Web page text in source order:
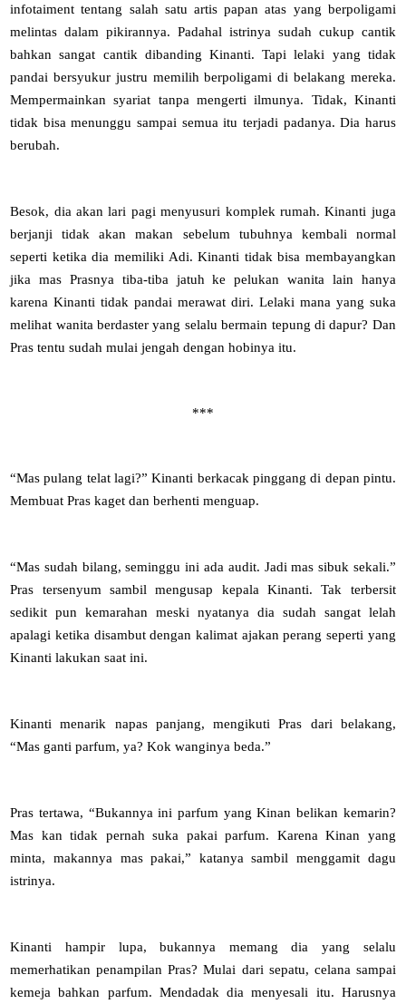
infotaiment tentang salah satu artis papan atas yang berpoligami
melintas dalam pikirannya. Padahal istrinya sudah cukup cantik
bahkan sangat cantik dibanding Kinanti. Tapi lelaki yang tidak
pandai bersyukur justru memilih berpoligami di belakang mereka.
Mempermainkan syariat tanpa mengerti ilmunya. Tidak, Kinanti
tidak bisa menunggu sampai semua itu terjadi padanya. Dia harus
berubah.
Besok, dia akan lari pagi menyusuri komplek rumah. Kinanti juga
berjanji tidak akan makan sebelum tubuhnya kembali normal
seperti ketika dia memiliki Adi. Kinanti tidak bisa membayangkan
jika mas Prasnya tiba-tiba jatuh ke pelukan wanita lain hanya
karena Kinanti tidak pandai merawat diri. Lelaki mana yang suka
melihat wanita berdaster yang selalu bermain tepung di dapur? Dan
Pras tentu sudah mulai jengah dengan hobinya itu.
***
“Mas pulang telat lagi?” Kinanti berkacak pinggang di depan pintu.
Membuat Pras kaget dan berhenti menguap.
“Mas sudah bilang, seminggu ini ada audit. Jadi mas sibuk sekali.”
Pras tersenyum sambil mengusap kepala Kinanti. Tak terbersit
sedikit pun kemarahan meski nyatanya dia sudah sangat lelah
apalagi ketika disambut dengan kalimat ajakan perang seperti yang
Kinanti lakukan saat ini.
Kinanti menarik napas panjang, mengikuti Pras dari belakang,
“Mas ganti parfum, ya? Kok wanginya beda.”
Pras tertawa, “Bukannya ini parfum yang Kinan belikan kemarin?
Mas kan tidak pernah suka pakai parfum. Karena Kinan yang
minta, makannya mas pakai,” katanya sambil menggamit dagu
istrinya.
Kinanti hampir lupa, bukannya memang dia yang selalu
memerhatikan penampilan Pras? Mulai dari sepatu, celana sampai
kemeja bahkan parfum. Mendadak dia menyesali itu. Harusnya